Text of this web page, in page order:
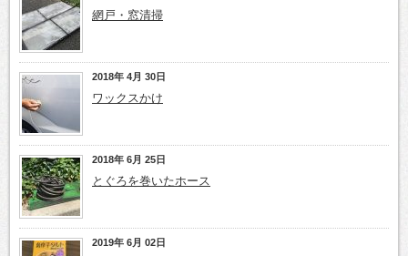
網戸・窓清掃
2018年 4月 30日
ワックスかけ
2018年 6月 25日
とぐろを巻いたホース
2019年 6月 02日